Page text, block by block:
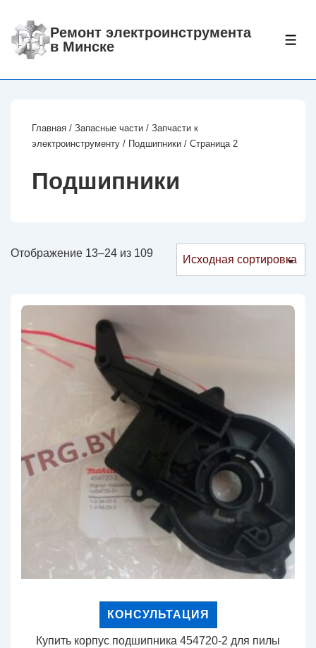
Перейти Ремонт электроинструмента
в Минске
Главная / Запасные части / Запчасти к
электроинструменту / Подшипники / Страница 2
Подшипники
Отображение 13–24 из 109
КОНСУЛЬТАЦИЯ
Купить корпус подшипника 454720-2 для пилы